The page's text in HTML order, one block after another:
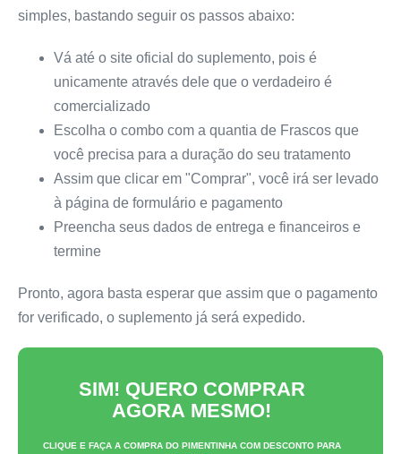
simples, bastando seguir os passos abaixo:
Vá até o site oficial do suplemento, pois é
unicamente através dele que o verdadeiro é
comercializado
Escolha o combo com a quantia de Frascos que
você precisa para a duração do seu tratamento
Assim que clicar em "Comprar", você irá ser levado
à página de formulário e pagamento
Preencha seus dados de entrega e financeiros e
termine
Pronto, agora basta esperar que assim que o pagamento
for verificado, o suplemento já será expedido.
SIM! QUERO COMPRAR
AGORA MESMO!
CLIQUE E FAÇA A COMPRA DO PIMENTINHACOM DESCONTO PARA